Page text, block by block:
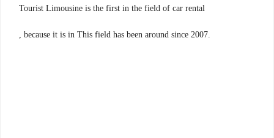
Tourist Limousine is the first in the field of car rental
, because it is in This field has been around since 2007.